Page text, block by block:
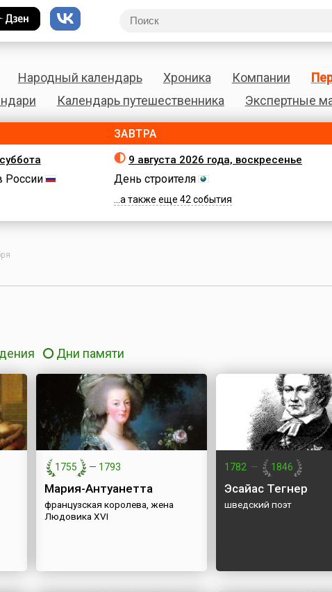
Народный календарь Хроника Компании
Календарь путешественника Экспертные
России
ЗАВТРА
9 августа 2026 года, воскресенье
День строителя
...а также еще 42 события
Дни памяти
1755 — 1793
Мария-Антуанетта
французская королева, жена
Людовика XVI
1782 — 1846
Эсайас Тегнер
шведский поэт